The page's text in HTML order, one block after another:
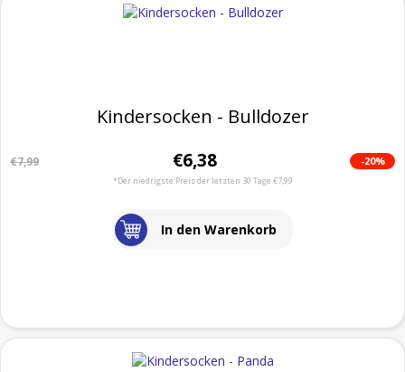
Kindersocken - Bulldozer
€7,99 €6,38 -20%
*Der niedrigste Preis der letzten 30 Tage €7,99
In den Warenkorb